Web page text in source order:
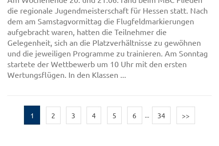
die regionale Jugendmeisterschaft für Hessen statt. Nach
dem am Samstagvormittag die Flugfeldmarkierungen
aufgebracht waren, hatten die Teilnehmer die
Gelegenheit, sich an die Platzverhältnisse zu gewöhnen
und die jeweiligen Programme zu trainieren. Am Sonntag
startete der Wettbewerb um 10 Uhr mit den ersten
Wertungsflügen. In den Klassen ...
1 2 3 4 5 6 ... 34 >>